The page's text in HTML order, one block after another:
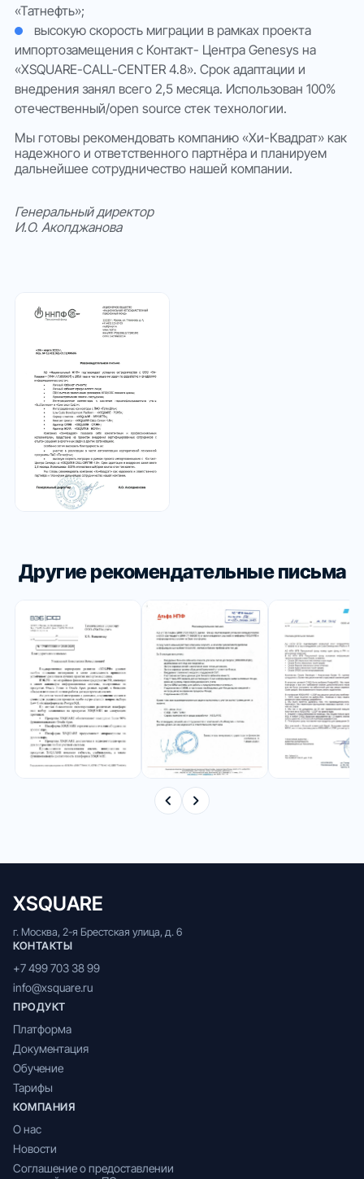
«Татнефть»;
высокую скорость миграции в рамках проекта
импортозамещения с Контакт- Центра Genesys на
«XSQUARE-CALL-CENTER 4.8». Срок адаптации и
внедрения занял всего 2,5 месяца. Использован 100%
отечественный/open source стек технологии.
Мы готовы рекомендовать компанию «Хи-Квадрат» как
надежного и ответственного партнёра и планируем
дальнейшее сотрудничество нашей компании.
Генеральный директор
И.О. Акопджанова
Другие рекомендательные письма
XSQUARE
г. Москва, 2-я Брестская улица, д. 6
КОНТАКТЫ
+7 499 703 38 99
info@xsquare.ru
ПРОДУКТ
Платформа
Документация
Обучение
Тарифы
КОМПАНИЯ
О нас
Новости
Соглашение о предоставлении